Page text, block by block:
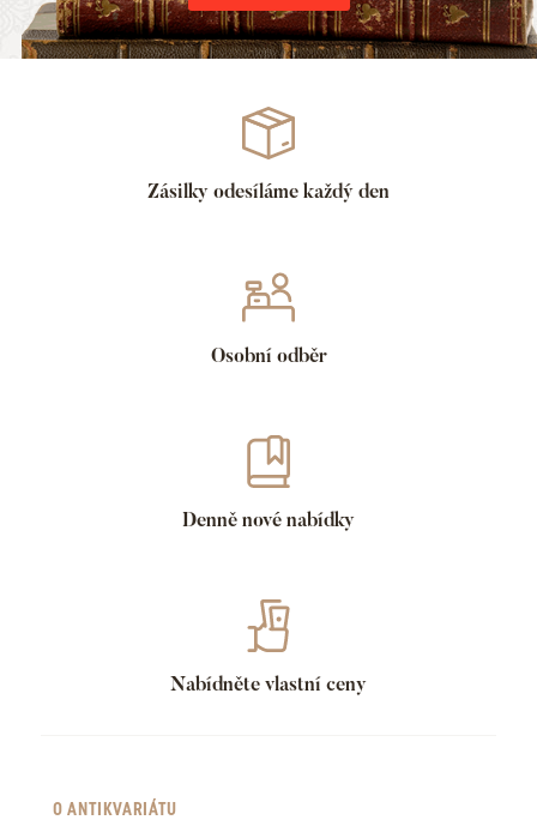
Zásilky odesíláme každý den
Osobní odběr
Denně nové nabídky
Nabídněte vlastní ceny
O ANTIKVARIÁTU